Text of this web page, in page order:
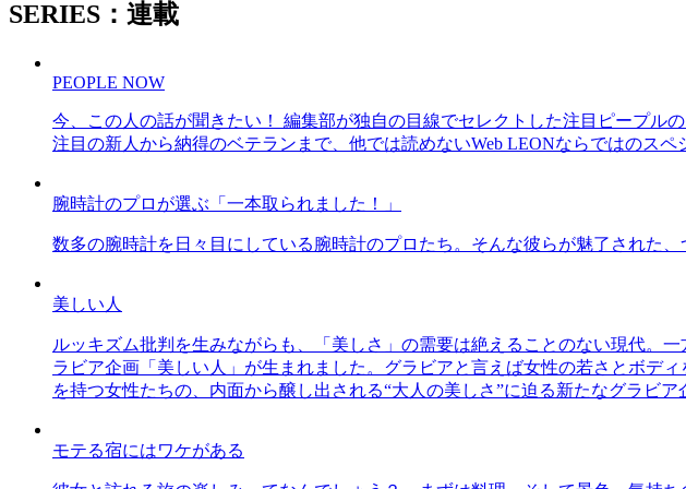
SERIES：連載
PEOPLE NOW
今、この人の話が聞きたい！ 編集部が独自の目線でセレクトした注目ピープル
注目の新人から納得のベテランまで、他では読めないWeb LEONならではのスペ
腕時計のプロが選ぶ「一本取られました！」
数多の腕時計を日々目にしている腕時計のプロたち。そんな彼らが魅了された
美しい人
ルッキズム批判を生みながらも、「美しさ」の需要は絶えることのない現代。
ラビア企画「美しい人」が生まれました。グラビアと言えば女性の若さとボデ
を持つ女性たちの、内面から醸し出される“大人の美しさ”に迫る新たなグラビア
モテる宿にはワケがある